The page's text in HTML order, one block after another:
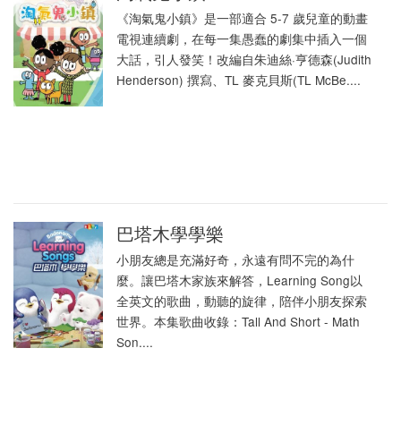
《淘氣鬼小鎮》是一部適合 5-7 歲兒童的動畫
電視連續劇，在每一集愚蠢的劇集中插入一個
大話，引人發笑！改編自朱迪絲·亨德森(Jud​​ith
Henderson) 撰寫、TL 麥克貝斯(TL McBe....
巴塔木學學樂
小朋友總是充滿好奇，永遠有問不完的為什
麼。讓巴塔木家族來解答，Learning Song以
全英文的歌曲，動聽的旋律，陪伴小朋友探索
世界。本集歌曲收錄：Tall And Short - Math
Son....